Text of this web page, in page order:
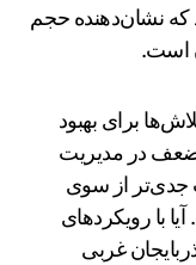
که نشان‌دهنده حجم
است.
برای بهبود
ضعف در مدیریت
جدی‌تر از سوی
با رویکردهای
غربی